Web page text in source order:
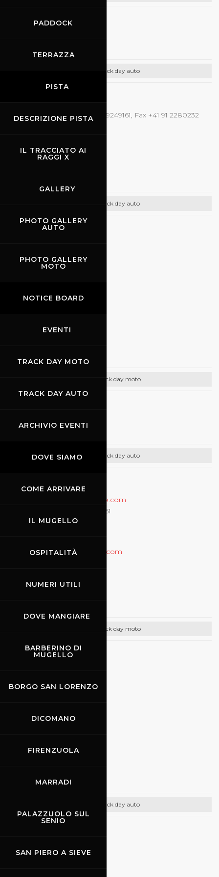
PADDOCK
TERRAZZA
PISTA
DESCRIZIONE PISTA
IL TRACCIATO AI
RAGGI X
GALLERY
PHOTO GALLERY
AUTO
PHOTO GALLERY
MOTO
NOTICE BOARD
EVENTI
TRACK DAY MOTO
TRACK DAY AUTO
ARCHIVIO EVENTI
DOVE SIAMO
COME ARRIVARE
IL MUGELLO
OSPITALITÀ
NUMERI UTILI
DOVE MANGIARE
BARBERINO DI
MUGELLO
BORGO SAN LORENZO
DICOMANO
FIRENZUOLA
MARRADI
PALAZZUOLO SUL
SENIO
SAN PIERO A SIEVE
16.04.2024-17.04.2024
Track day auto
Prove libere auto, Tel. +41 78 9249161, Fax +41 91 2280232
18.04.2024
Track day auto
CONTATTI
info@rseitalia.it
https://www.rseitalia.it/
19.04.2024- 21.04.2024
Track day moto
Rossocorsa
Track day auto
info@rossocorsaonline.com
Prenotazioni +39 (335) 6822261
Info +39 (335) 6343240
http://www.rossocorsaonline.com
25.04.2024-27.04.2024
Track day moto
CONTATTI
Tel: +39 (055) 480553
Promo Racing
Track day auto
Email: info@promoracing.it